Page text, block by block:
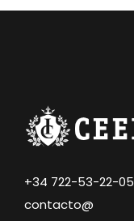
+34 722-53-22-05
contacto@